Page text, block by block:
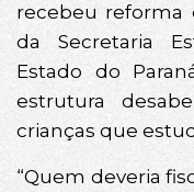
recebeu reforma
da Secretaria
Estado do
estrutura
crianças que
“Quem deveria